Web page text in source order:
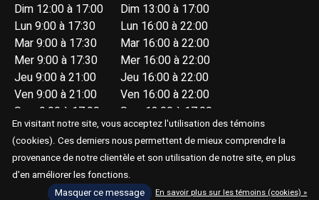
Dim 12:00 à 17:00
Lun 9:00 à 17:30
Mar 9:00 à 17:30
Mer 9:00 à 17:30
Jeu 9:00 à 21:00
Ven 9:00 à 21:00
Sam 9:00 à 17:00
Dim 13:00 à 17:00
Lun 16:00 à 22:00
Mar 16:00 à 22:00
Mer 16:00 à 22:00
Jeu 16:00 à 22:00
Ven 16:00 à 22:00
Sam 13:00 à 17:00
En visitant notre site, vous acceptez l'utilisation des témoins
(cookies). Ces derniers nous permettent de mieux comprendre la
provenance de notre clientèle et son utilisation de notre site, en plus
d'en améliorer les fonctions.
Masquer ce message
En savoir plus sur les témoins (cookies) »